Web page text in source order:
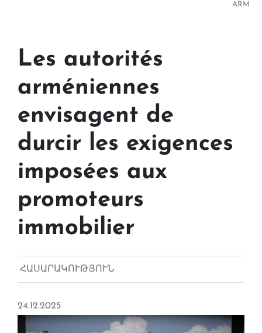
ARM
Les autorités
arméniennes
envisagent de
durcir les exigences
imposées aux
promoteurs
immobilier
ՀԱՍԱՐԱԿՈՒԹՅՈՒՆ
24.12.2025